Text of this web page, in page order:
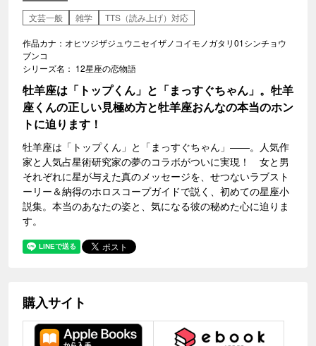
文芸一般
雑学 TTS（読み上げ）対応
作品カナ：オヒツジザジュウニセイザノコイモノガタリ01シンチョウ
ブンコ
シリーズ名： 12星座の恋物語
牡羊座は「トップくん」と「まっすぐちゃん」。牡羊
座くんの正しい見極め方と牡羊座おんなの本当のホン
トに迫ります！
牡羊座は「トップくん」と「まっすぐちゃん」――。人気作
家と人気占星術研究家の夢のコラボがついに実現！ 女と男
それぞれに星が与えた真のメッセージを、せつないラブスト
ーリー＆納得のホロスコープガイドで説く、初めての星座小
説集。本当のあなたの姿と、気になる彼の秘めた心に迫りま
す。
購入サイト